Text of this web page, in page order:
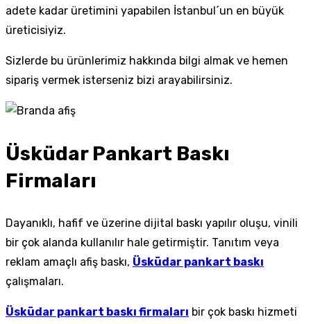
adete kadar üretimini yapabilen İstanbul´un en büyük
üreticisiyiz.
Sizlerde bu ürünlerimiz hakkında bilgi almak ve hemen
sipariş vermek isterseniz bizi arayabilirsiniz.
Üsküdar Pankart Baskı
Firmaları
Dayanıklı, hafif ve üzerine dijital baskı yapılır oluşu, vinili
bir çok alanda kullanılır hale getirmiştir. Tanıtım veya
reklam amaçlı afiş baskı, Üsküdar pankart baskı
çalışmaları.
Üsküdar pankart baskı firmaları bir çok baskı hizmeti